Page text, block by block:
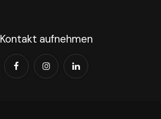
Kontakt aufnehmen